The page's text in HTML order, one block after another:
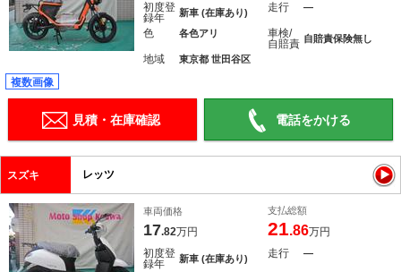
初度登
録年
新車 (在庫あり) 走行 ―
色 各色アリ
車検/
自賠責 自賠責保険無し
地域 東京都 世田谷区
複数画像
見積・在庫確認 電話をかける
スズキ レッツ
車両価格
17.82万円
支払総額
21.86万円
初度登
録年
新車 (在庫あり) 走行 ―